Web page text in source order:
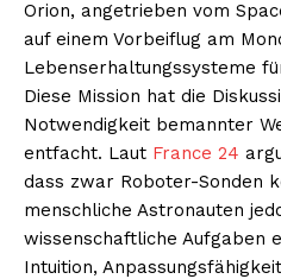
Orion, angetrieben vom
auf einem Vorbeiflug am
Lebenserhaltungssysteme
Diese Mission hat die
Notwendigkeit bemannter
entfacht. Laut France 24
dass zwar Roboter-Sonden
menschliche Astronauten
wissenschaftliche Aufgaben
Intuition,